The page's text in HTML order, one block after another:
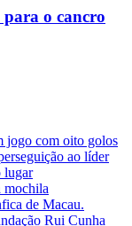
o cancro
jogo com oito golos
ao líder
lugar
mochila
de Macau.
Rui Cunha